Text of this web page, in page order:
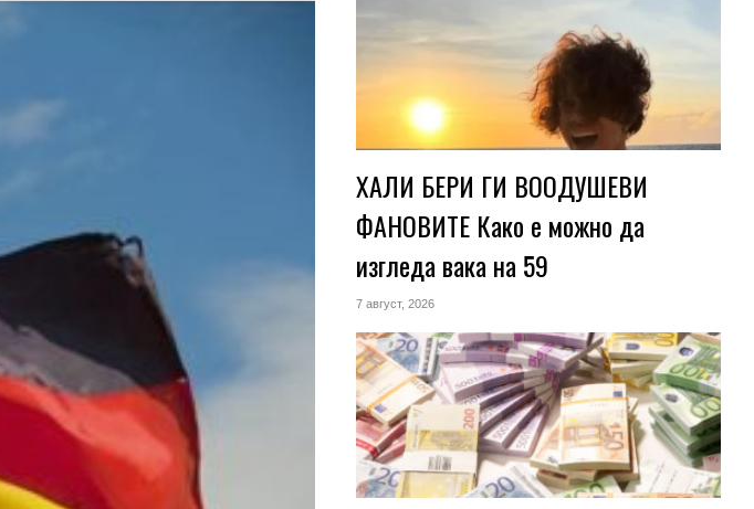
ХАЛИ БЕРИ ГИ ВООДУШЕВИ
ФАНОВИТЕ Како е можно да
изгледа вака на 59
7 август, 2026